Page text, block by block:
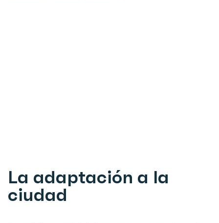
La adaptación a la
ciudad